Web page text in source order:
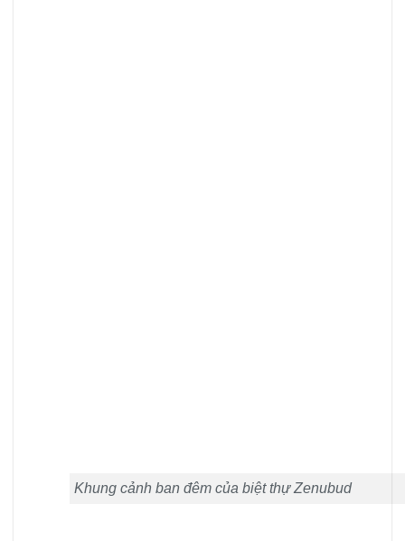
Khung cảnh ban đêm của biệt thự Zenubud